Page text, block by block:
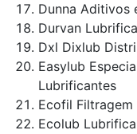
Dunna Aditivos
Durvan
Dxl Dixlub
Easylub
Lubrificantes
Ecofil
Ecolub